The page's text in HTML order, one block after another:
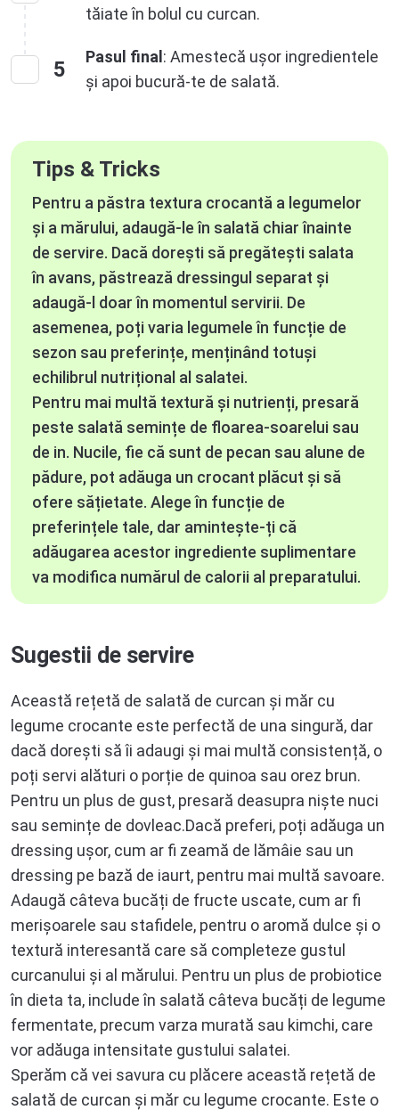
tăiate în bolul cu curcan.
5
Pasul final: Amestecă ușor ingredientele
și apoi bucură-te de salată.
Tips & Tricks
Pentru a păstra textura crocantă a legumelor
și a mărului, adaugă-le în salată chiar înainte
de servire. Dacă dorești să pregătești salata
în avans, păstrează dressingul separat și
adaugă-l doar în momentul servirii. De
asemenea, poți varia legumele în funcție de
sezon sau preferințe, menținând totuși
echilibrul nutrițional al salatei.
Pentru mai multă textură și nutrienți, presară
peste salată semințe de floarea-soarelui sau
de in. Nucile, fie că sunt de pecan sau alune de
pădure, pot adăuga un crocant plăcut și să
ofere sățietate. Alege în funcție de
preferințele tale, dar amintește-ți că
adăugarea acestor ingrediente suplimentare
va modifica numărul de calorii al preparatului.
Sugestii de servire
Această rețetă de salată de curcan și măr cu
legume crocante este perfectă de una singură, dar
dacă dorești să îi adaugi și mai multă consistență, o
poți servi alături o porție de quinoa sau orez brun.
Pentru un plus de gust, presară deasupra niște nuci
sau semințe de dovleac.Dacă preferi, poți adăuga un
dressing ușor, cum ar fi zeamă de lămâie sau un
dressing pe bază de iaurt, pentru mai multă savoare.
Adaugă câteva bucăți de fructe uscate, cum ar fi
merișoarele sau stafidele, pentru o aromă dulce și o
textură interesantă care să completeze gustul
curcanului și al mărului. Pentru un plus de probiotice
în dieta ta, include în salată câteva bucăți de legume
fermentate, precum varza murată sau kimchi, care
vor adăuga intensitate gustului salatei.
Sperăm că vei savura cu plăcere această rețetă de
salată de curcan și măr cu legume crocante. Este o